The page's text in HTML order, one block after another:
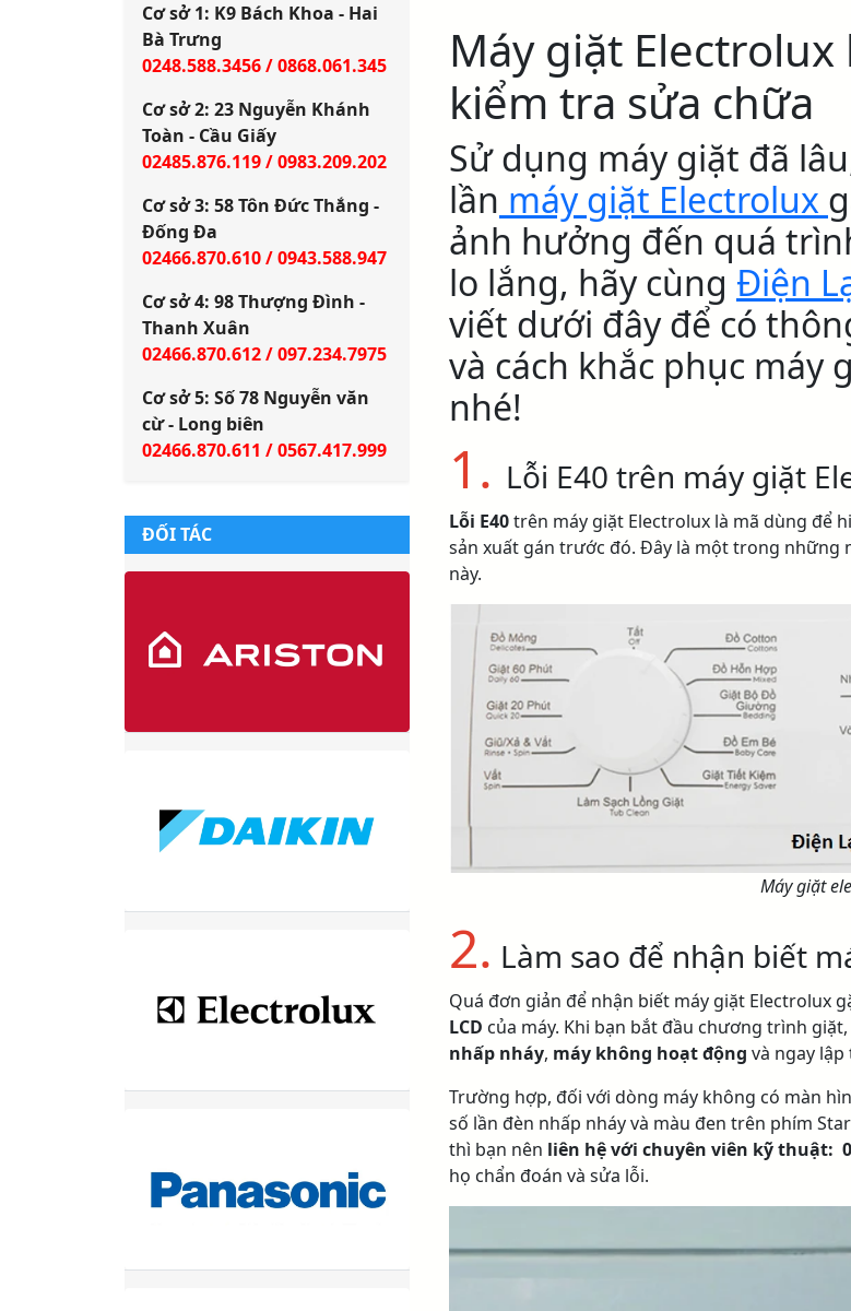
Cơ sở 1: K9 Bách Khoa - Hai
Bà Trưng
0248.588.3456 / 0868.061.345
Cơ sở 2: 23 Nguyễn Khánh
Toàn - Cầu Giấy
02485.876.119 / 0983.209.202
Cơ sở 3: 58 Tôn Đức Thắng -
Đống Đa
02466.870.610 / 0943.588.947
Cơ sở 4: 98 Thượng Đình -
Thanh Xuân
02466.870.612 / 097.234.7975
Cơ sở 5: Số 78 Nguyễn văn
cừ - Long biên
02466.870.611 / 0567.417.999
ĐỐI TÁC
Máy giặt Electrolux
kiểm tra sửa chữa
Sử dụng máy giặt đã
lần máy giặt Electrolux
ảnh hưởng đến quá
lo lắng, hãy cùng Điện
viết dưới đây để có
và cách khắc phục máy
nhé!
1. Lỗi E40 trên máy giặt
Lỗi E40trên máy giặt Electrolux là mã dùng để
sản xuất gán trước đó. Đây là một trong những
này.
Máy giặt
2. Làm sao để nhận biết
Quá đơn giản để nhận biết máy giặt Electrolux
LCD của máy. Khi bạn bắt đầu chương trình
nhấp nháy, máy không hoạt động và ngay
Trường hợp, đối với dòng máy không có màn
số lần đèn nhấp nháy và màu đen trên phím
thì bạn nên liên hệ với chuyên viên kỹ thuật:
họ chẩn đoán và sửa lỗi.